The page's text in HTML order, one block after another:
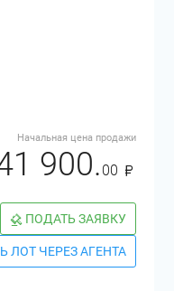
Начальная цена продажи
900. 00
ПОДАТЬ ЗАЯВКУ
ЛОТ ЧЕРЕЗ АГЕНТА